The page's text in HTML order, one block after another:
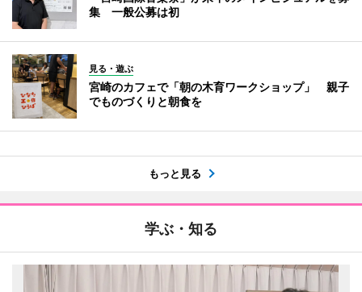
集 一般公募は初
見る・遊ぶ
宮崎のカフェで「朝の木育ワークショップ」 親子
でものづくりと朝食を
もっと見る
学ぶ・知る